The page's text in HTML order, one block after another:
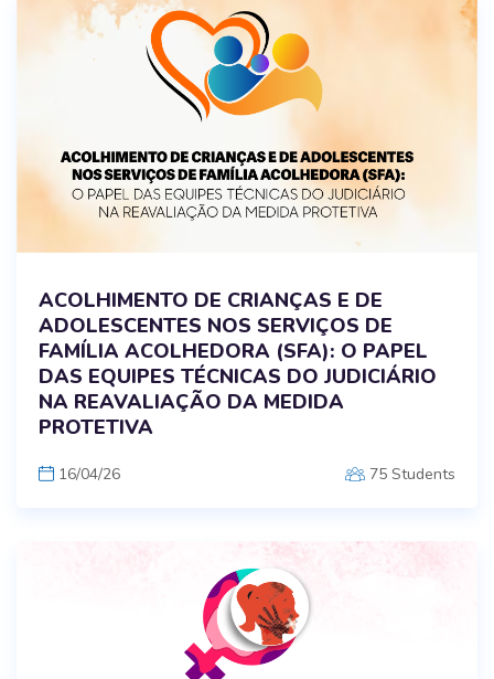
ACOLHIMENTO DE CRIANÇAS E DE
ADOLESCENTES NOS SERVIÇOS DE
FAMÍLIA ACOLHEDORA (SFA): O PAPEL
DAS EQUIPES TÉCNICAS DO JUDICIÁRIO
NA REAVALIAÇÃO DA MEDIDA
PROTETIVA
16/04/26 75 Students